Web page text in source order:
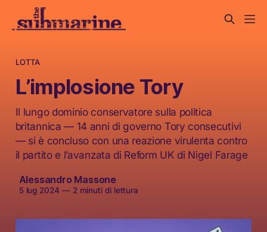
LOTTA
L’implosione Tory
Il lungo dominio conservatore sulla politica
britannica — 14 anni di governo Tory consecutivi
— si è concluso con una reazione virulenta contro
il partito e l’avanzata di Reform UK di Nigel Farage
Alessandro Massone
5 lug 2024 —2 minuti di lettura